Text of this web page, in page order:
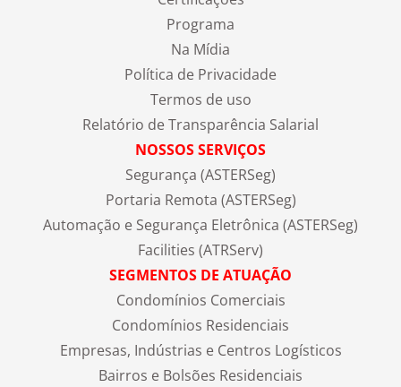
Programa
Na Mídia
Política de Privacidade
Termos de uso
Relatório de Transparência Salarial
NOSSOS SERVIÇOS
Segurança (ASTERSeg)
Portaria Remota (ASTERSeg)
Automação e Segurança Eletrônica (ASTERSeg)
Facilities (ATRServ)
SEGMENTOS DE ATUAÇÃO
Condomínios Comerciais
Condomínios Residenciais
Empresas, Indústrias e Centros Logísticos
Bairros e Bolsões Residenciais